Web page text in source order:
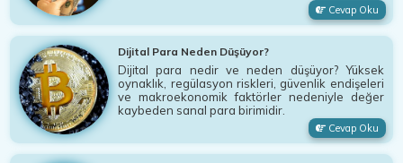
Cevap Oku
Dijital Para Neden Düşüyor?
Dijital para nedir ve neden düşüyor? Yüksek
oynaklık, regülasyon riskleri, güvenlik endişeleri
ve makroekonomik faktörler nedeniyle değer
kaybeden sanal para birimidir.
Cevap Oku